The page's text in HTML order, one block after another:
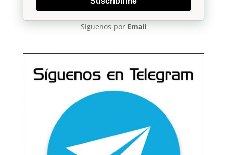
Síguenos por Email